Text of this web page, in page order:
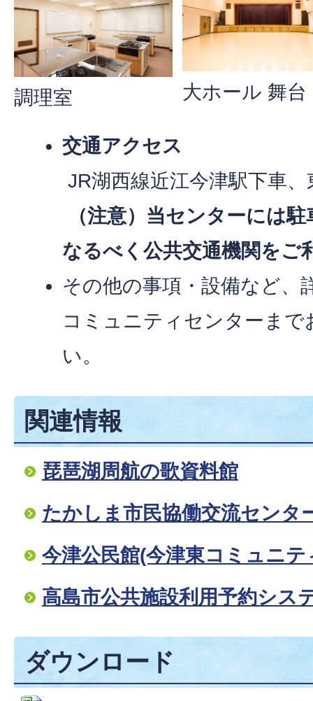
調理室 大ホール 舞台
交通アクセス
JR湖西線近江今津駅下車
（注意）当センターには
なるべく公共交通機関をご
その他の事項・設備など、
コミュニティセンターま
い。
関連情報
琵琶湖周航の歌資料館
たかしま市民協働交流センタ
今津公民館(今津東コミュニ
高島市公共施設利用予約シス
ダウンロード